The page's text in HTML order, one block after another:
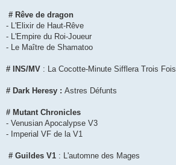
# Rêve de dragon
- L'Elixir de Haut-Rêve
- L'Empire du Roi-Joueur
- Le Maître de Shamatoo
# INS/MV : La Cocotte-Minute Sifflera Trois Fois
# Dark Heresy : Astres Défunts
# Mutant Chronicles
- Venusian Apocalypse V3
- Imperial VF de la V1
# Guildes V1 : L'automne des Mages